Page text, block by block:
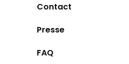
Contact
Presse
FAQ